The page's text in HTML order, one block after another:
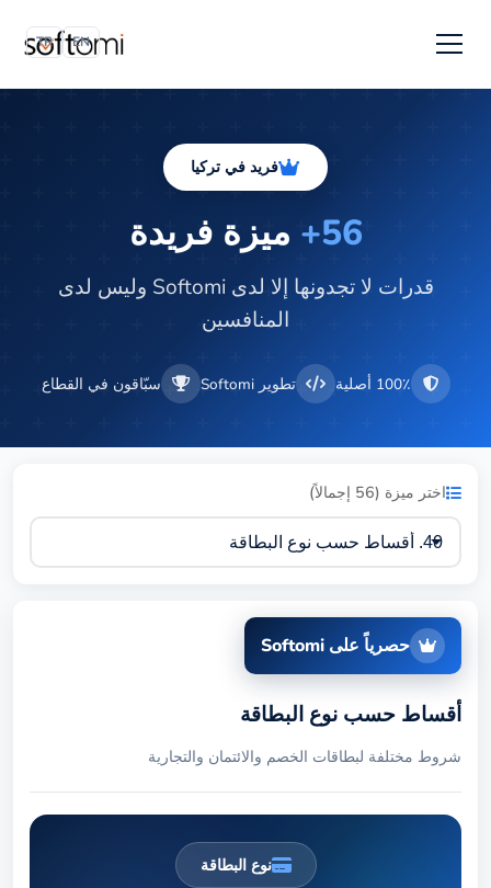
TR EN
فريد في تركيا
56+ ميزة فريدة
قدرات لا تجدونها إلا لدى Softomi وليس لدى
المنافسين
100٪ أصلية تطوير Softomi سبّاقون في القطاع
اختر ميزة (56 إجمالاً)
حصرياً على Softomi
أقساط حسب نوع البطاقة
شروط مختلفة لبطاقات الخصم والائتمان والتجارية
نوع البطاقة